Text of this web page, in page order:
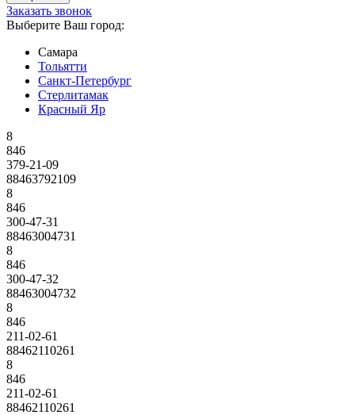
Заказать звонок
Выберите Ваш город:
Самара
Тольятти
Санкт-Петербург
Стерлитамак
Красный Яр
8
846
379-21-09
88463792109
8
846
300-47-31
88463004731
8
846
300-47-32
88463004732
8
846
211-02-61
88462110261
8
846
211-02-61
88462110261